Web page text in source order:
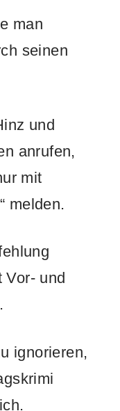
man
seinen
und
anrufen,
mit
melden.
Vor- und
ignorieren,